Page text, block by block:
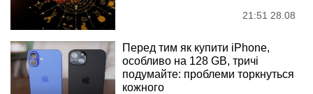
21:51 28.08
Перед тим як купити iPhone,
особливо на 128 GB, тричі
подумайте: проблеми торкнуться
кожного